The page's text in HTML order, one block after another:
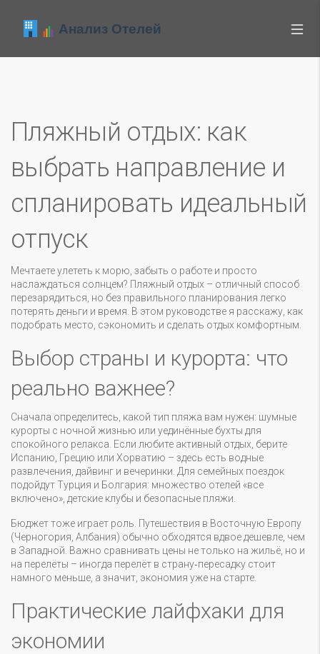
Пляжный отдых: как
выбрать направление и
спланировать идеальный
отпуск
Мечтаете улететь к морю, забыть о работе и просто
наслаждаться солнцем? Пляжный отдых – отличный способ
перезарядиться, но без правильного планирования легко
потерять деньги и время. В этом руководстве я расскажу, как
подобрать место, сэкономить и сделать отдых комфортным.
Выбор страны и курорта: что
реально важнее?
Сначала определитесь, какой тип пляжа вам нужен: шумные
курорты с ночной жизнью или уединённые бухты для
спокойного релакса. Если любите активный отдых, берите
Испанию, Грецию или Хорватию – здесь есть водные
развлечения, дайвинг и вечеринки. Для семейных поездок
подойдут Турция и Болгария: множество отелей «все
включено», детские клубы и безопасные пляжи.
Бюджет тоже играет роль. Путешествия в Восточную Европу
(Черногория, Албания) обычно обходятся вдвое дешевле, чем
в Западной. Важно сравнивать цены не только на жильё, но и
на перелёты – иногда перелёт в страну‑пересадку стоит
намного меньше, а значит, экономия уже на старте.
Практические лайфхаки для
экономии